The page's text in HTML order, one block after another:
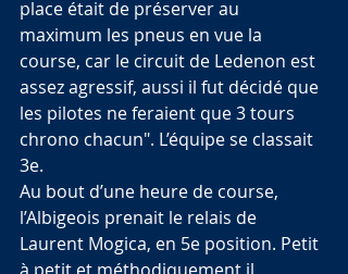
place était de préserver au
maximum les pneus en vue la
course, car le circuit de Ledenon est
assez agressif, aussi il fut décidé que
les pilotes ne feraient que 3 tours
chrono chacun". L’équipe se classait
3e.
Au bout d’une heure de course,
l’Albigeois prenait le relais de
Laurent Mogica, en 5e position. Petit
à petit et méthodiquement il